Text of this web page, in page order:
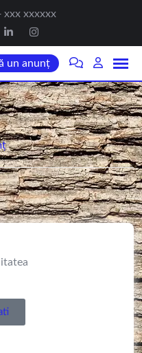
xxx xxxxxx
un anunț